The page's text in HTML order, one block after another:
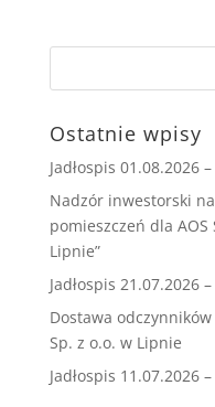
Ostatnie wpisy
Jadłospis 01.08.2026
Nadzór inwestorski
pomieszczeń dla
Lipnie”
Jadłospis 21.07.2026
Dostawa
Sp. z o.o. w Lipnie
Jadłospis 11.07.2026